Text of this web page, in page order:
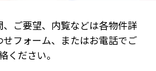
ご要望、内覧などは各物件詳
フォーム、またはお電話でご
ください。